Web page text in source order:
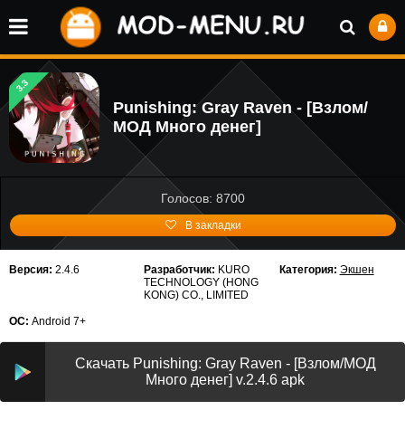
3.3
Punishing: Gray Raven - [Взлом/
МОД Много денег]
Голосов: 8700
В закладки
Версия: 2.4.6 Разработчик: KURO
TECHNOLOGY (HONG
KONG) CO., LIMITED
Категория: Экшен
ОС: Android 7+
Скачать Punishing: Gray Raven - [Взлом/МОД
Много денег] v.2.4.6 apk